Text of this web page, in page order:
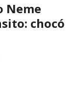
Neme
chocó